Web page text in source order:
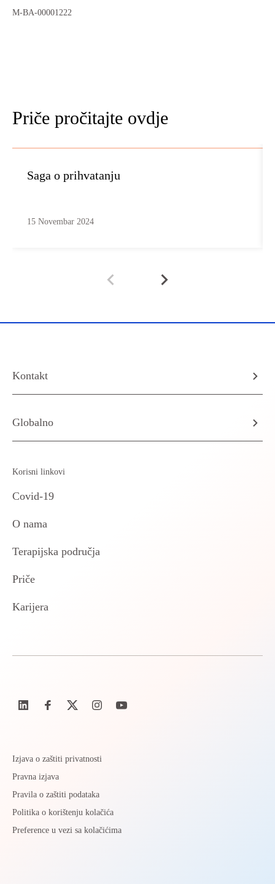
M-BA-00001222
Priče pročitajte ovdje
Saga o prihvatanju
15 Novembar 2024
Kontakt
Globalno
Korisni linkovi
Covid-19
O nama
Terapijska područja
Priče
Karijera
Izjava o zaštiti privatnosti
Pravna izjava
Pravila o zaštiti podataka
Politika o korištenju kolačića
Preference u vezi sa kolačićima